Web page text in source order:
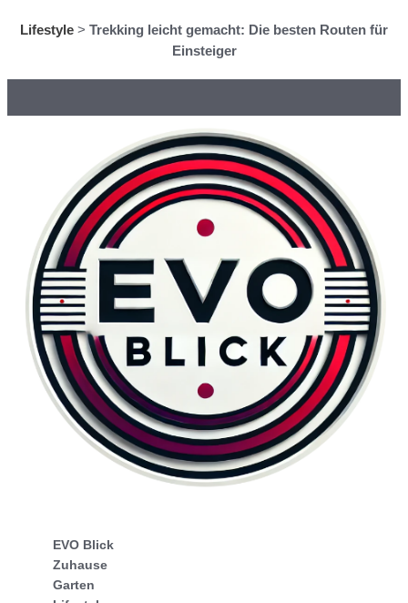
Lifestyle > Trekking leicht gemacht: Die besten Routen für
Einsteiger
EVO Blick
Zuhause
Garten